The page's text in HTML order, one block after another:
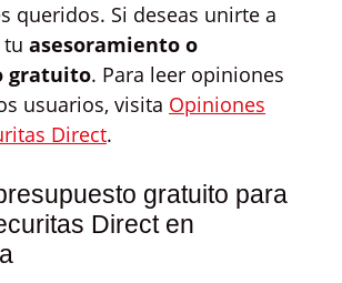
queridos. Si deseas unirte a
asesoramiento o
gratuito. Para leer opiniones
usuarios, visita Opiniones
Direct.
gratuito para
Direct en